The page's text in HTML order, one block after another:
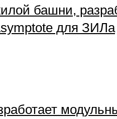
башни,
для ЗИЛа